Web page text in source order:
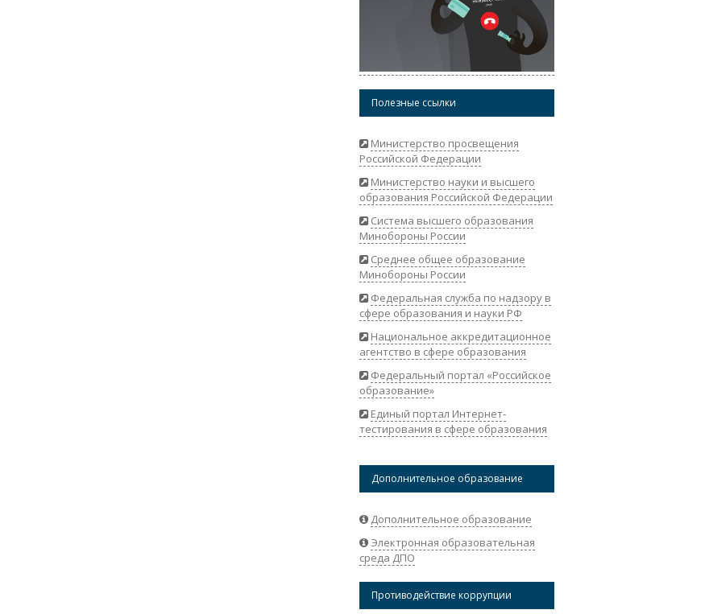
Полезные ссылки
Министерство просвещения
Российской Федерации
Министерство науки и высшего
образования Российской Федерации
Система высшего образования
Минобороны России
Среднее общее образование
Минобороны России
Федеральная служба по надзору в
сфере образования и науки РФ
Национальное аккредитационное
агентство в сфере образования
Федеральный портал «Российское
образование»
Единый портал Интернет-
тестирования в сфере образования
Дополнительное образование
Дополнительное образование
Электронная образовательная
среда ДПО
Противодействие коррупции